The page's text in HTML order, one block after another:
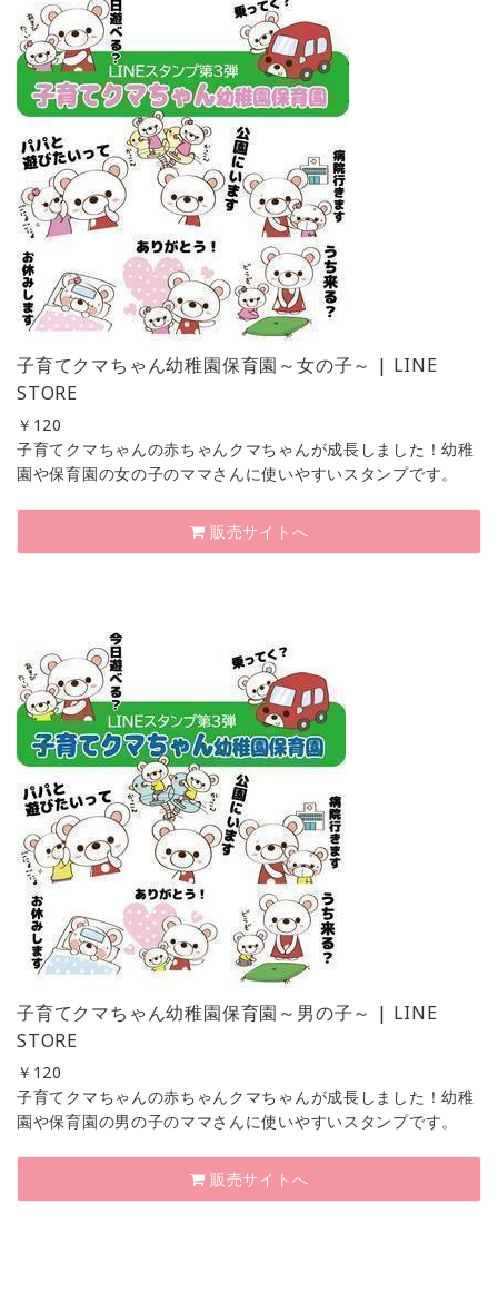
子育てクマちゃん幼稚園保育園～女の子～ | LINE
STORE
￥ 120
子育てクマちゃんの赤ちゃんクマちゃんが成長しました！幼稚
園や保育園の女の子のママさんに使いやすいスタンプです。
販売サイトへ
子育てクマちゃん幼稚園保育園～男の子～ | LINE
STORE
￥ 120
子育てクマちゃんの赤ちゃんクマちゃんが成長しました！幼稚
園や保育園の男の子のママさんに使いやすいスタンプです。
販売サイトへ